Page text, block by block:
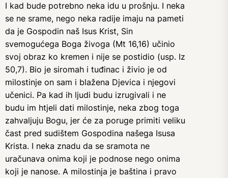
I kad bude potrebno neka idu u prošnju. I neka
se ne srame, nego neka radije imaju na pameti
da je Gospodin naš Isus Krist, Sin
svemogućega Boga živoga (Mt 16,16) učinio
svoj obraz ko kremen i nije se postidio (usp. Iz
50,7). Bio je siromah i tuđinac i živio je od
milostinje on sam i blažena Djevica i njegovi
učenici. Pa kad ih ljudi budu izrugivali i ne
budu im htjeli dati milostinje, neka zbog toga
zahvaljuju Bogu, jer će za poruge primiti veliku
čast pred sudištem Gospodina našega Isusa
Krista. I neka znadu da se sramota ne
uračunava onima koji je podnose nego onima
koji je nanose. A milostinja je baština i pravo